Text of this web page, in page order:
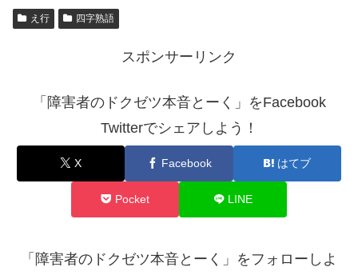
え行 四字熟語
スポンサーリンク
「障害者のドクゼツ本音とーく」をFacebook
Twitterでシェアしよう！
X Facebook はてブ
Pocket LINE
「障害者のドクゼツ本音とーく」をフォローしよ